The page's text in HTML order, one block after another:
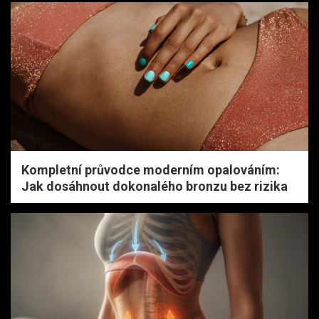
Kompletní průvodce moderním opalováním:
Jak dosáhnout dokonalého bronzu bez rizika